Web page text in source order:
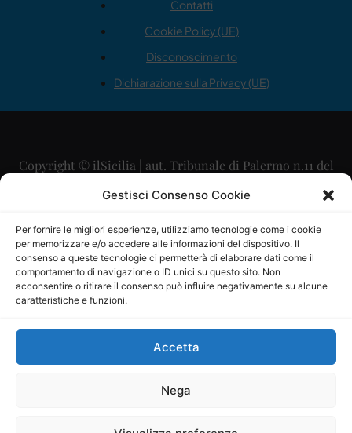
Gestisci Consenso Cookie
Per fornire le migliori esperienze, utilizziamo tecnologie come i cookie
per memorizzare e/o accedere alle informazioni del dispositivo. Il
consenso a queste tecnologie ci permetterà di elaborare dati come il
comportamento di navigazione o ID unici su questo sito. Non
acconsentire o ritirare il consenso può influire negativamente su alcune
caratteristiche e funzioni.
Accetta
Nega
Contatti
Cookie Policy (UE)
Disconoscimento
Dichiarazione sulla Privacy (UE)
Copyright © ilSicilia | aut. Tribunale di Palermo n.11 del
29/09/2015
Direttore Editoriale: Maurizio Scaglione
Direttore Responsabile: Maria Calabrese
P.IVA: 06334930820
Mercurio Comunicazione Società Cooperativa a r.l. è
iscritta al Registro degli Operatori di Comunicazione al